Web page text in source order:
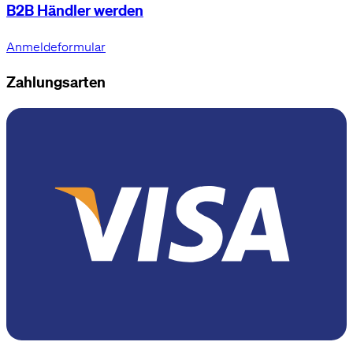
B2B Händler werden
Anmeldeformular
Zahlungsarten